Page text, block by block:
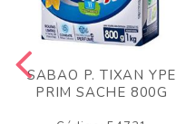
SABAO P. TIXAN YPE
PRIM SACHE 800G